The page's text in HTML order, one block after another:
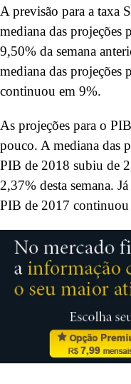
A previsão para a taxa
mediana das projeções
9,50% da semana
mediana das projeções
continuou em 9%.
As projeções para o
pouco. A mediana das
PIB de 2018 subiu de
2,37% desta semana.
PIB de 2017